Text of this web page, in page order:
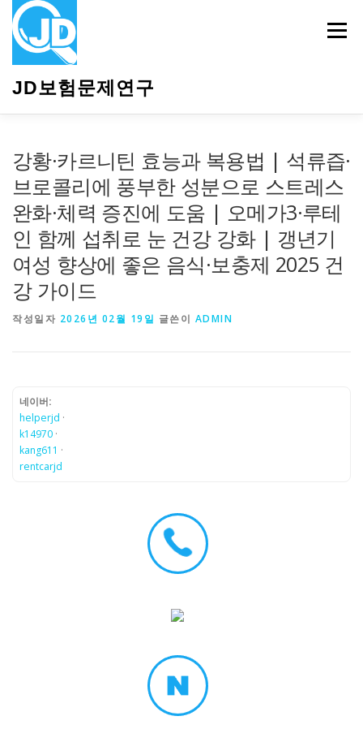
JD보험문제연구
메뉴
강황·카르니틴 효능과 복용법 | 석류즙·
브로콜리에 풍부한 성분으로 스트레스
완화·체력 증진에 도움 | 오메가3·루테
인 함께 섭취로 눈 건강 강화 | 갱년기
여성 향상에 좋은 음식·보충제 2025 건
강 가이드
작성일자 2026년 02월 19일 글쓴이 ADMIN
네이버:
helperjd ·
k14970 ·
kang611 ·
rentcarjd